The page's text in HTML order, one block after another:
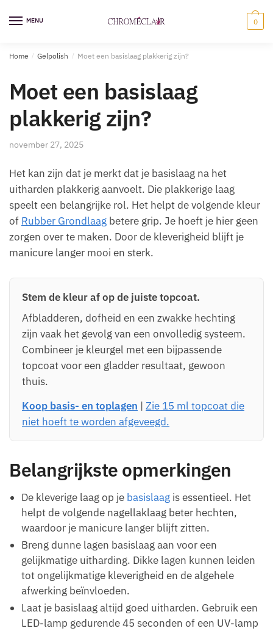
naar
naar
MENU 0
Home / Gelpolish / Moet een basislaag plakkerig zijn?
Moet een basislaag
plakkerig zijn?
november 27, 2025
Het kan zijn dat je merkt dat je basislaag na het
uitharden plakkerig aanvoelt. Die plakkerige laag
speelt een belangrijke rol. Het helpt de volgende kleur
of Rubber Grondlaag betere grip. Je hoeft je hier geen
zorgen over te maken. Door de kleverigheid blijft je
manicure langer mooi en sterk.
Stem de kleur af op de juiste topcoat.
Afbladderen, dofheid en een zwakke hechting
zijn vaak het gevolg van een onvolledig systeem.
Combineer je kleurgel met een bijpassende
topcoat voor een gladder resultaat, gewoon
thuis.
Koop basis- en toplagen | Zie 15 ml topcoat die
niet hoeft te worden afgeveegd.
Belangrijkste opmerkingen
De kleverige laag op je basislaag is essentieel. Het
helpt de volgende nagellaklaag beter hechten,
waardoor je manicure langer blijft zitten.
Breng dunne lagen basislaag aan voor een
gelijkmatige uitharding. Dikke lagen kunnen leiden
tot ongelijkmatige kleverigheid en de algehele
afwerking beïnvloeden.
Laat je basislaag altijd goed uitharden. Gebruik een
LED-lamp gedurende 45 seconden of een UV-lamp